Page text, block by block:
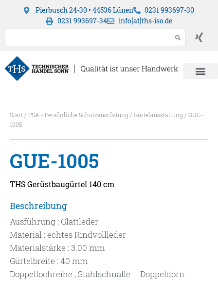
Pierbusch 24-30 • 44536 Lünen
0231 993697-30
0231 993697-34
info[at]ths-iso.de
Start/ PSA - Persönliche Schutzausrüstung/ Gürtelausstattung/ GUE-
1005
GUE-1005
THS Gerüstbaugürtel 140 cm
Beschreibung
Ausführung : Glattleder
Material : echtes Rindvollleder
Materialstärke : 3.00 mm
Gürtelbreite : 40 mm
Doppellochreihe , Stahlschnalle – Doppeldorn –